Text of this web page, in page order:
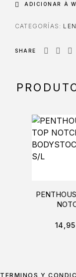
ADICIONAR À
CATEGORÍAS:
SHARE
14,95
TÉRMINOS Y